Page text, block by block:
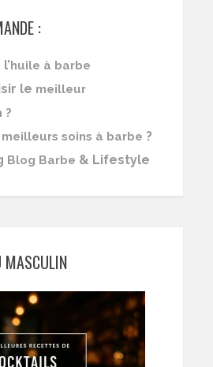
:
huile à barbe
le meilleur
?
meilleurs soins à barbe ?
Blog Barbe & Lifestyle
MASCULIN